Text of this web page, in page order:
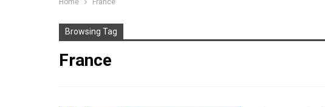
Home France
Browsing Tag
France